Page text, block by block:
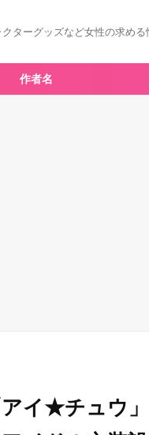
ターグッズなど女性の求め
作者名
イ★チュウ